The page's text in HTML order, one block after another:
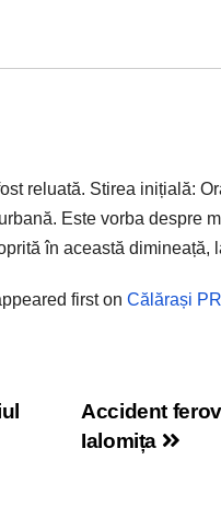
reluată. Stirea inițială:
Este vorba despre
în această dimineață,
first on Călărași
Accident
Ialomița